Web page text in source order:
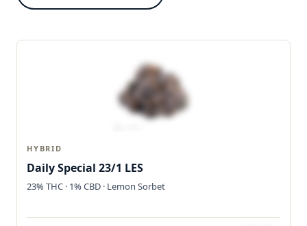
HYBRID
Daily Special 23/1 LES
23% THC · 1% CBD · Lemon Sorbet